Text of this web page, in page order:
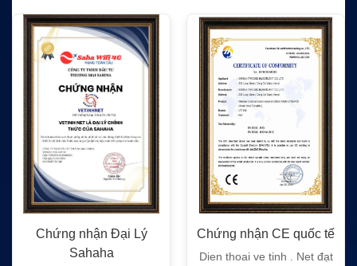
Chứng nhận Đại Lý
Sahaha
Chứng nhận CE quốc tế
Dien thoai ve tinh . Net đạt